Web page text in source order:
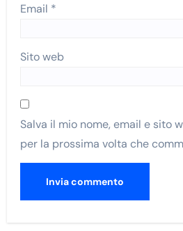
Email *
Sito web
Salva il mio nome, email e sito
per la prossima volta che